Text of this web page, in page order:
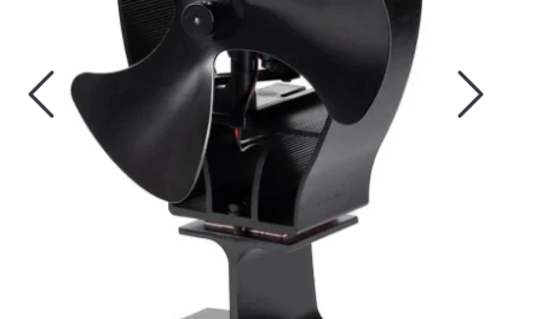
Verktøy for tak
Artikler
Alle produkter